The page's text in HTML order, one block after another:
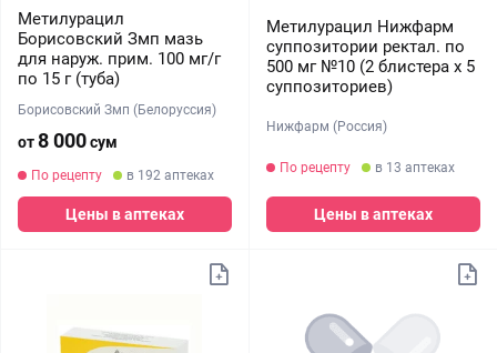
Метилурацил
Борисовский Змп мазь
для наруж. прим. 100 мг/г
по 15 г (туба)
Борисовский Змп (Белоруссия)
от8 000сум
По рецепту в 192 аптеках
Цены в аптеках
Метилурацил Нижфарм
суппозитории ректал. по
500 мг №10 (2 блистера х 5
суппозиториев)
Нижфарм (Россия)
По рецепту в 13 аптеках
Цены в аптеках